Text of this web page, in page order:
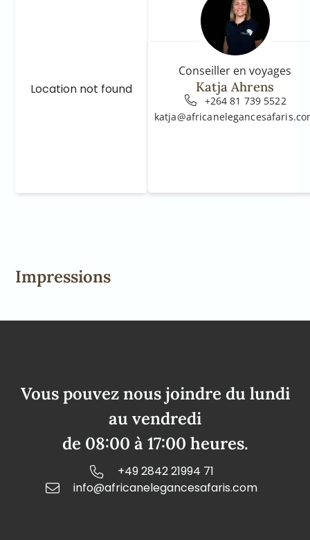
Conseiller en voyages
Katja Ahrens
+264 81 739 5522
Location not found
Impressions
Vous pouvez nous joindre du lundi
au vendredi
de 08:00 à 17:00 heures.
+49 2842 21994 71
info@africanelegancesafaris.com